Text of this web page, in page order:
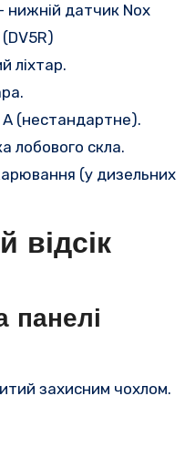
нижній датчик Nox
(DV5R)
ліхтар.
(нестандартне).
лобового скла.
(у дизельних
відсік
панелі
захисним чохлом.